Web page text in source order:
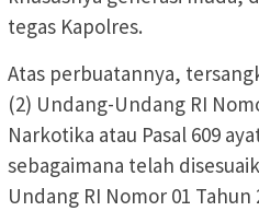
tegas Kapolres.
Atas perbuatannya,
(2) Undang-Undang RI
Narkotika atau Pasal 609
sebagaimana telah
Undang RI Nomor 01